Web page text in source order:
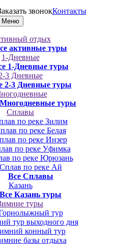
звонокКонтакты
Меню
отдых
активные туры
1-Дневные
1-Дневные туры
3 Дневные
2-3 Дневные туры
туры
Сплавы
по реке Зилим
по реке Белая
по реке Инзер
по реке Уфимка
по реке Юрюзань
Сплав по реке Ай
Все Сплавы
Казань
Все Казань туры
туры
тур
тур выходного дня
конный тур
базы отдыха